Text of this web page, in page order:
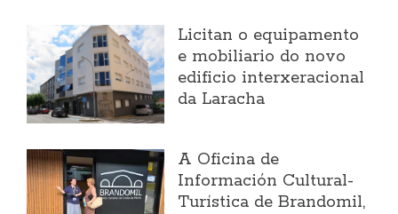
Licitan o equipamento
e mobiliario do novo
edificio interxeracional
da Laracha
A Oficina de
Información Cultural-
Turística de Brandomil,